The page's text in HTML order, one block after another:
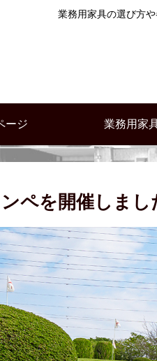
業務用家具の選び方
ージ 業務用家
ペを開催しまし